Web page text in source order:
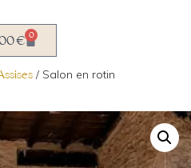
€ 0
/ Salon en rotin